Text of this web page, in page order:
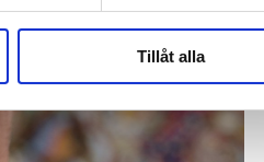
Tillåt alla